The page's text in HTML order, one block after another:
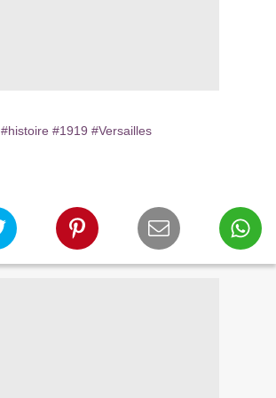
#histoire #1919 #Versailles